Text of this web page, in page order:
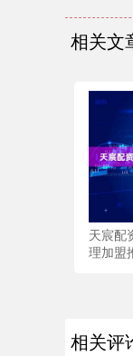
相关文
天宸配
理加盟
相关评